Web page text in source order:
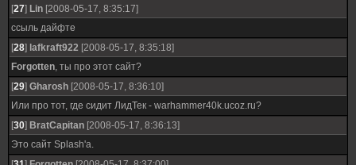
[27] Lin [2008-05-17, 8:35:17]
ссыль дайфте
[28] lafkraft922 [2008-05-17, 8:35:18]
Forgotten, ты про этот сайт?
[29] Gharosh [2008-05-17, 8:36:10]
Или про тот, где сидит ЛидТек - warhammer40k.ucoz.ru?
[30] BratCapitan [2008-05-17, 8:36:13]
Это сайт Splash'a.